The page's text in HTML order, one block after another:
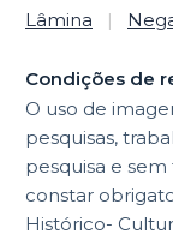
Lâmina
|
Condições de
O uso de
pesquisas,
pesquisa e
constar
Histórico-